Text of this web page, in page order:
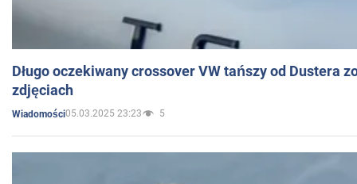
Długo oczekiwany crossover VW tańszy od Dustera
zdjęciach
Wiadomości05.03.2025 23:23 5